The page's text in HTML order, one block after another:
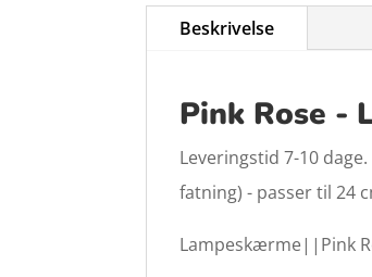
Beskrivelse
Pink Rose -
Leveringstid 7-10
fatning) - passer til 24
Lampeskærme||Pink